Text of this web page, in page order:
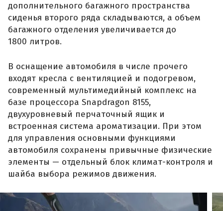
дополнительного багажного пространства
сиденья второго ряда складываются, а объем
багажного отделения увеличивается до
1800 литров.
В оснащение автомобиля в числе прочего
входят кресла с вентиляцией и подогревом,
современный мультимедийный комплекс на
базе процессора Snapdragon 8155,
двухуровневый перчаточный ящик и
встроенная система ароматизации. При этом
для управления основными функциями
автомобиля сохранены привычные физические
элементы — отдельный блок климат-контроля и
шайба выбора режимов движения.